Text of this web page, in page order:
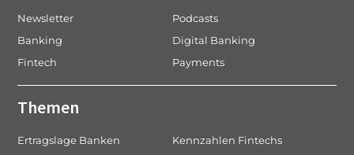
Newsletter
Podcasts
Banking
Digital Banking
Fintech
Payments
Themen
Ertragslage Banken
Kennzahlen Fintechs